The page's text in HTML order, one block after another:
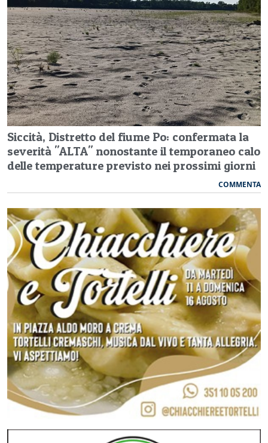
Siccità, Distretto del fiume Po: confermata la
severità "ALTA" nonostante il temporaneo calo
delle temperature previsto nei prossimi giorni
COMMENTA